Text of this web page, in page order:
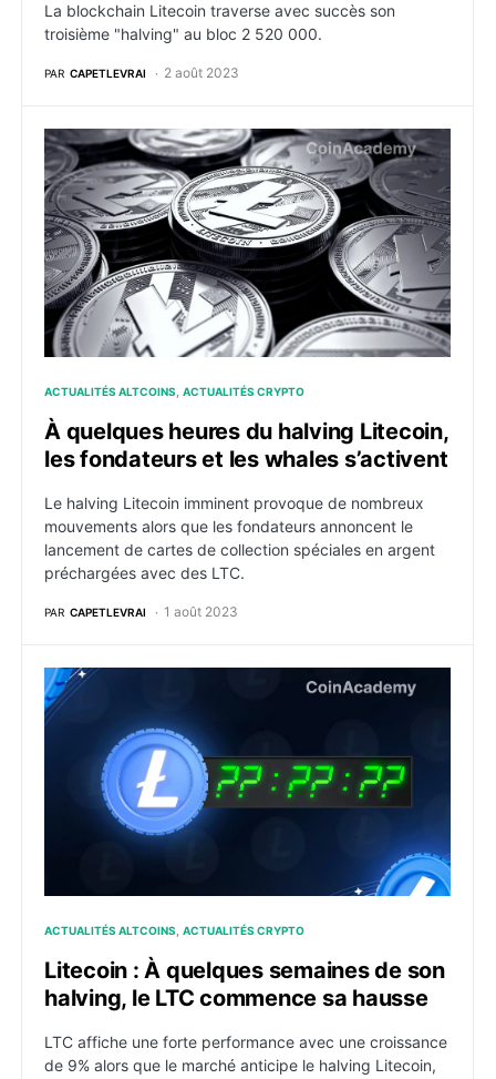
La blockchain Litecoin traverse avec succès son
troisième "halving" au bloc 2 520 000.
PAR CAPETLEVRAI 2 août 2023
À quelques heures du halving Litecoin, les fondateurs
ACTUALITÉS ALTCOINS ACTUALITÉS CRYPTO
À quelques heures du halving Litecoin,
les fondateurs et les whales s’activent
Le halving Litecoin imminent provoque de nombreux
mouvements alors que les fondateurs annoncent le
lancement de cartes de collection spéciales en argent
préchargées avec des LTC.
PAR CAPETLEVRAI 1 août 2023
Litecoin : À quelques semaines de son halving, le
ACTUALITÉS ALTCOINS ACTUALITÉS CRYPTO
Litecoin : À quelques semaines de son
halving, le LTC commence sa hausse
LTC affiche une forte performance avec une croissance
de 9% alors que le marché anticipe le halving Litecoin,